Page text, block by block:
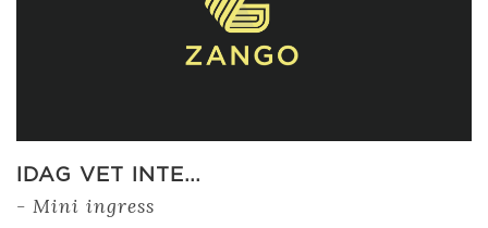
IDAG VET INTE…
- Mini ingress